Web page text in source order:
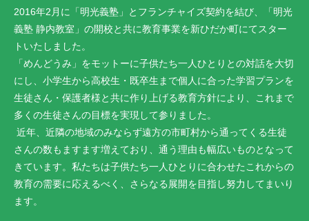
2016年2月に「明光義塾」とフランチャイズ契約を結び、「明光
義塾 静内教室」の開校と共に教育事業を新ひだか町にてスター
トいたしました。
「めんどうみ」をモットーに子供たち一人ひとりとの対話を大切
にし、小学生から高校生・既卒生まで個人に合った学習プランを
生徒さん・保護者様と共に作り上げる教育方針により、これまで
多くの生徒さんの目標を実現して参りました。
近年、近隣の地域のみならず遠方の市町村から通ってくる生徒
さんの数もますます増えており、通う理由も幅広いものとなって
きています。私たちは子供たち一人ひとりに合わせたこれからの
教育の需要に応えるべく、さらなる展開を目指し努力してまいり
ます。